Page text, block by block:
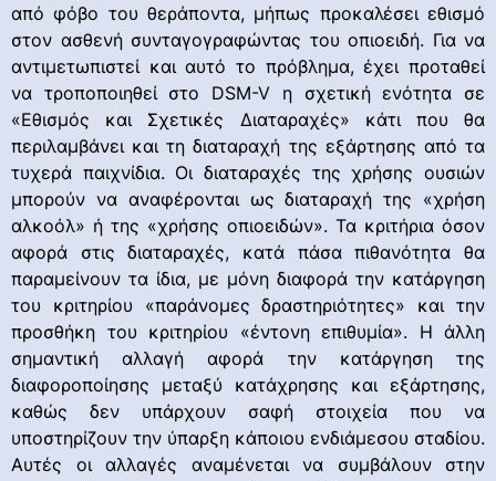
από φόβο του θεράποντα, μήπως προκαλέσει εθισμό
στον ασθενή συνταγογραφώντας του οπιοειδή. Για να
αντιμετωπιστεί και αυτό το πρόβλημα, έχει προταθεί
να τροποποιηθεί στο DSM-V η σχετική ενότητα σε
«Εθισμός και Σχετικές Διαταραχές» κάτι που θα
περιλαμβάνει και τη διαταραχή της εξάρτησης από τα
τυχερά παιχνίδια. Οι διαταραχές της χρήσης ουσιών
μπορούν να αναφέρονται ως διαταραχή της «χρήση
αλκοόλ» ή της «χρήσης οπιοειδών». Τα κριτήρια όσον
αφορά στις διαταραχές, κατά πάσα πιθανότητα θα
παραμείνουν τα ίδια, με μόνη διαφορά την κατάργηση
του κριτηρίου «παράνομες δραστηριότητες» και την
προσθήκη του κριτηρίου «έντονη επιθυμία». Η άλλη
σημαντική αλλαγή αφορά την κατάργηση της
διαφοροποίησης μεταξύ κατάχρησης και εξάρτησης,
καθώς δεν υπάρχουν σαφή στοιχεία που να
υποστηρίζουν την ύπαρξη κάποιου ενδιάμεσου σταδίου.
Αυτές οι αλλαγές αναμένεται να συμβάλουν στην